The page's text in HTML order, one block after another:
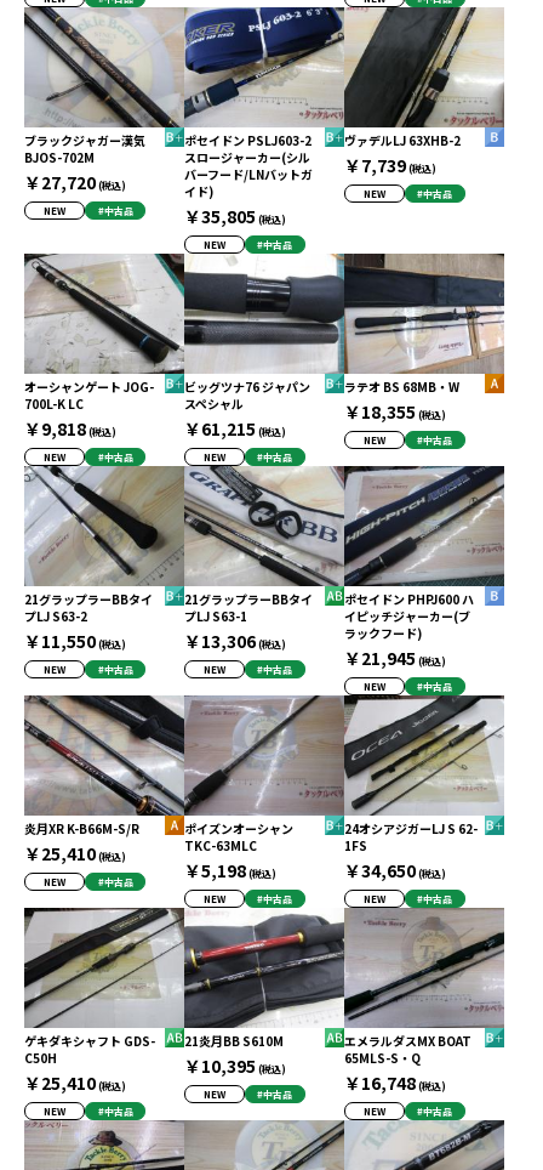
ブラックジャガー漢気
BJOS-702M
￥27,720(税込)
NEW
#中古品
ポセイドン PSLJ603-2
スロージャーカー(シル
バーフード/LNバットガ
イド)
￥35,805 (税込)
NEW
#中古品
ヴァデルLJ 63XHB-2
￥7,739(税込)
NEW
#中古品
オーシャンゲート JOG-
700L-K LC
￥9,818(税込)
NEW
#中古品
ビッグツナ76 ジャパン
スペシャル
￥61,215 (税込)
NEW
#中古品
ラテオ BS 68MB・W
￥18,355 (税込)
NEW
#中古品
21グラップラーBBタイ
プLJ S63-2
￥11,550(税込)
NEW
#中古品
21グラップラーBBタイ
プLJ S63-1
￥13,306(税込)
NEW
#中古品
ポセイドン PHPJ600 ハ
イピッチジャーカー(ブ
ラックフード)
￥21,945 (税込)
NEW
#中古品
炎月XR K-B66M-S/R
￥25,410(税込)
NEW
#中古品
ポイズンオーシャン
TKC-63MLC
￥5,198(税込)
NEW
#中古品
24オシアジガーLJ S 62-
1FS
￥34,650(税込)
NEW
#中古品
ゲキダキシャフト GDS-
C50H
￥25,410(税込)
NEW
#中古品
21炎月BB S610M
￥10,395 (税込)
NEW
#中古品
エメラルダスMX BOAT
65MLS-S・Q
￥16,748(税込)
NEW
#中古品